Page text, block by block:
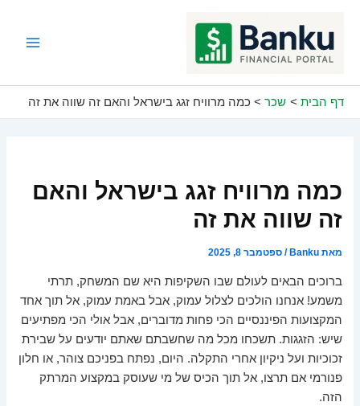
דף הבית שכר כמה מרוויח זגג בישראל והאם זה שווה את זה
כמה מרוויח זגג בישראל והאם
זה שווה את זה
מאתBanku
/ספטמבר 8, 2025
ברוכים הבאים לעולם שבו השקיפות היא שם המשחק, תרתי
משמע! אנחנו הולכים לצלול עמוק, אבל באמת עמוק, אל תוך אחד
המקצועות הפיננסיים הכי פחות מדוברים, אבל אולי הכי מפתיעים
שיש: הזגגות. תשכחו מכל מה שחשבתם שאתם יודעים על שבירת
זכוכיות ועל ניקיון אחרי התקלה. היום, נפתח בפניכם צוהר, או חלון
פנורמי אם תרצו, אל תוך הכיס של מי שעוסק במקצוע המרתק
הזה.